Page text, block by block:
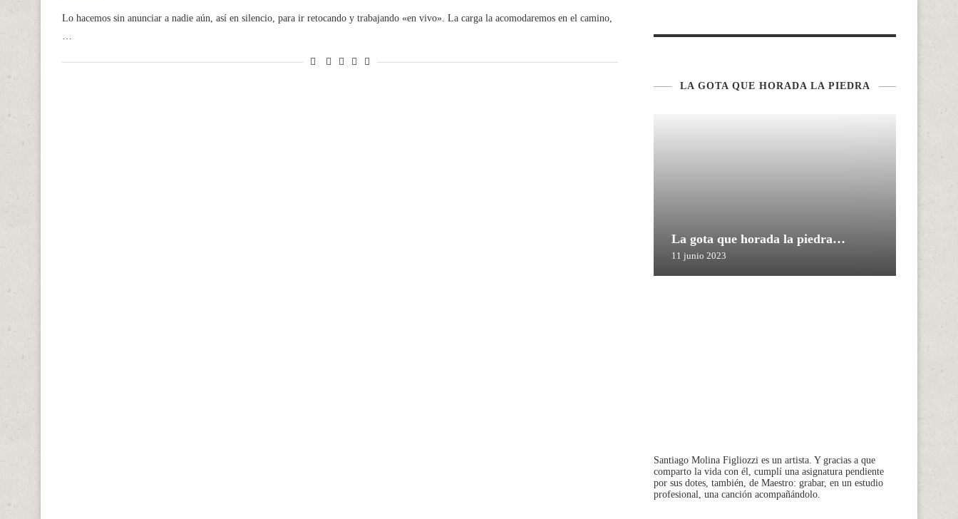
Lo hacemos sin anunciar a nadie aún, así en silencio, para ir retocando y trabajando «en vivo». La carga la acomodaremos en el camino,
…
LA GOTA QUE HORADA LA PIEDRA
La gota que horada la piedra…
11 junio 2023
Santiago Molina Figliozzi es un artista. Y gracias a que
comparto la vida con él, cumplí una asignatura pendiente
por sus dotes, también, de Maestro: grabar, en un estudio
profesional, una canción acompañándolo.